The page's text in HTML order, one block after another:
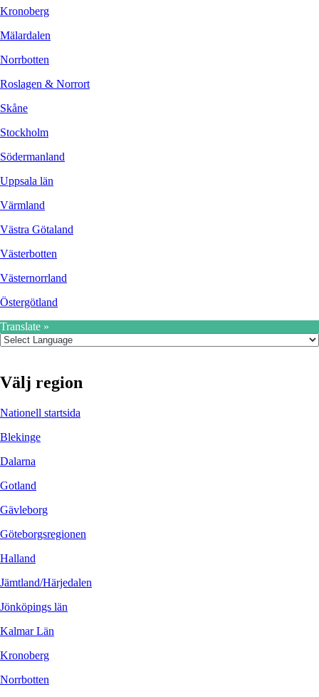
Kronoberg
Mälardalen
Norrbotten
Roslagen & Norrort
Skåne
Stockholm
Södermanland
Uppsala län
Värmland
Västra Götaland
Västerbotten
Västernorrland
Östergötland
Translate »
Välj region
Nationell startsida
Blekinge
Dalarna
Gotland
Gävleborg
Göteborgsregionen
Halland
Jämtland/Härjedalen
Jönköpings län
Kalmar Län
Kronoberg
Norrbotten